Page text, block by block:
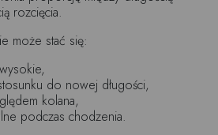
rozcięcia.
może stać się:
do nowej długości,
kolana,
podczas chodzenia.